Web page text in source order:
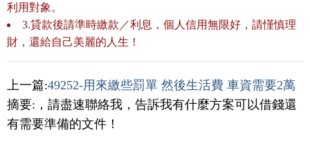
利用對象。
3.貸款後請準時繳款／利息，個人信用無限好，請慬慎理
財，還給自己美麗的人生！
上一篇:49252-用來繳些罰單 然後生活費 車資需要2萬
摘要:，請盡速聯絡我，告訴我有什麼方案可以借錢還
有需要準備的文件！